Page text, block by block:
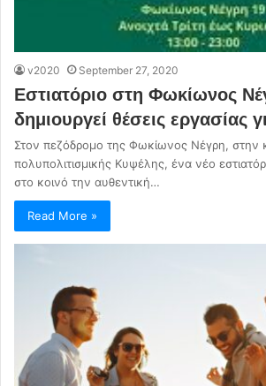
v2020 September 27, 2020
Εστιατόριο στη Φωκίωνος
δημιουργεί θέσεις εργασίας
Στον πεζόδρομο της Φωκίωνος Νέγρη, στην
πολυπολιτισμικής Κυψέλης, ένα νέο
στο κοινό την αυθεντική…
Read More »